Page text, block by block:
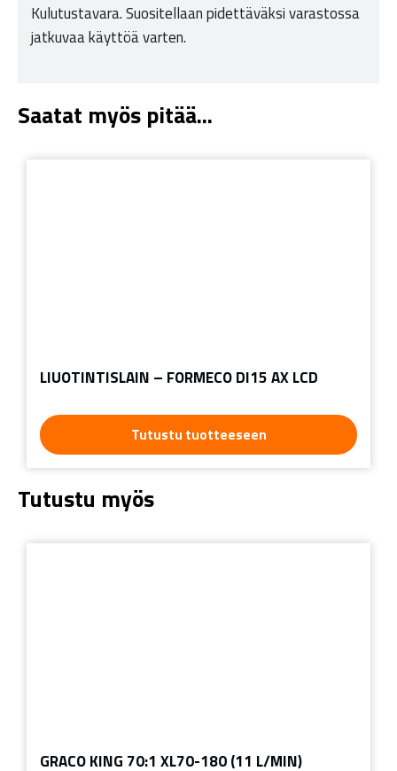
Kulutustavara. Suositellaan pidettäväksi varastossa
jatkuvaa käyttöä varten.
Saatat myös pitää...
LIUOTINTISLAIN – FORMECO DI15 AX LCD
Tutustu tuotteeseen
Tutustu myös
GRACO KING 70:1 XL70-180 (11 L/MIN)